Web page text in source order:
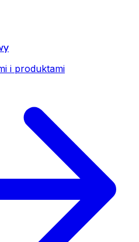
i produktami